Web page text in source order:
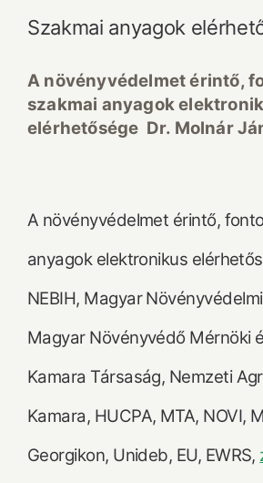
Szakmai anyagok
A növényvédelmet érintő,
szakmai anyagok
elérhetősége Dr. Molnár
A növényvédelmet érintő,
anyagok elektronikus
NEBIH, Magyar
Magyar Növényvédő Mérnöki
Kamara Társaság, Nemzeti
Kamara, HUCPA, MTA, NOVI,
Georgikon, Unideb, EU, EWRS,